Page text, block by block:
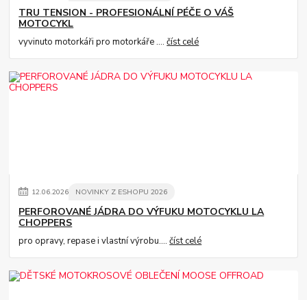
TRU TENSION - PROFESIONÁLNÍ PÉČE O VÁŠ
MOTOCYKL
vyvinuto motorkáři pro motorkáře ....číst celé
12.06.2026 NOVINKY Z ESHOPU 2026
PERFOROVANÉ JÁDRA DO VÝFUKU MOTOCYKLU LA
CHOPPERS
pro opravy, repase i vlastní výrobu....číst celé